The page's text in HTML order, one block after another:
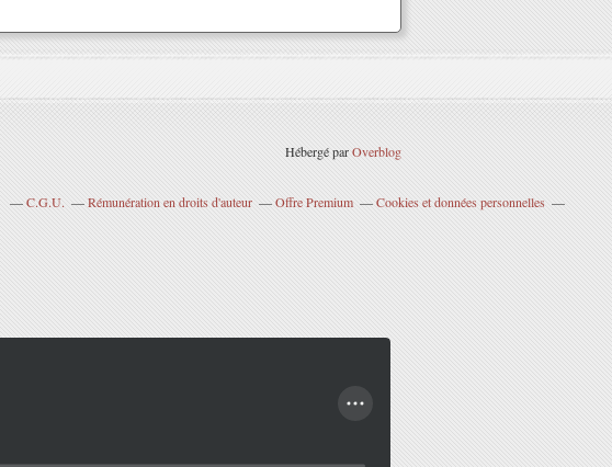
Hébergé parOverblog
C.G.U. Rémunération en droits d'auteur Offre Premium
Cookies et données personnelles